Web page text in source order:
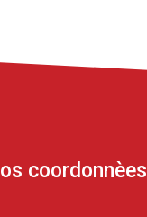
Nos coordonnèes